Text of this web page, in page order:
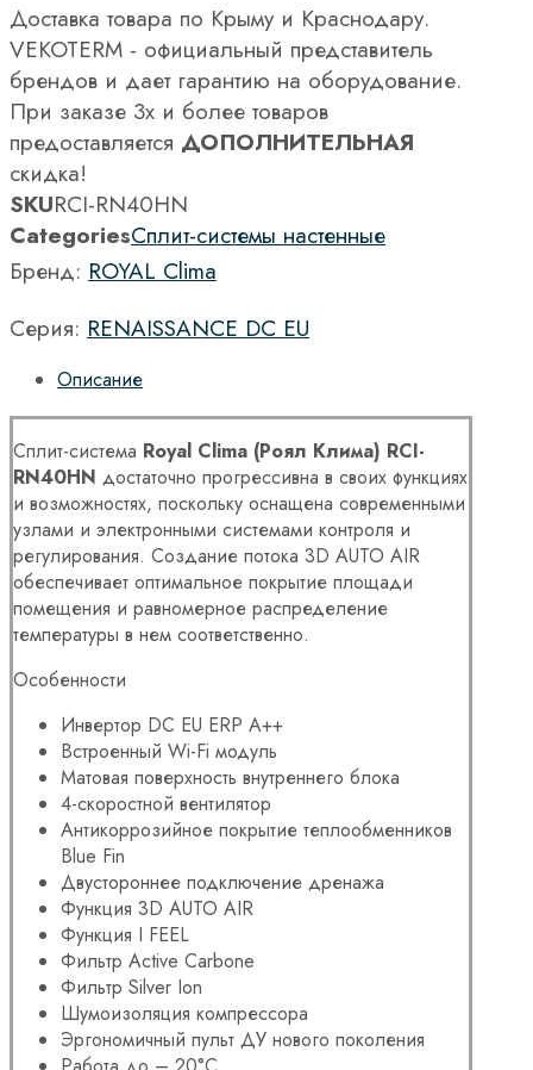
Доставка товара по Крыму и Краснодару.
VEKOTERM - официальный представитель
брендов и дает гарантию на оборудование.
При заказе 3х и более товаров
предоставляется ДОПОЛНИТЕЛЬНАЯ
скидка!
SKURCI-RN40HN
CategoriesСплит-системы настенные
Бренд: ROYAL Clima
Серия: RENAISSANCE DC EU
Описание
Сплит-система Royal Clima (Роял Клима) RCI-
RN40HN достаточно прогрессивна в своих функциях
и возможностях, поскольку оснащена современными
узлами и электронными системами контроля и
регулирования. Создание потока 3D AUTO AIR
обеспечивает оптимальное покрытие площади
помещения и равномерное распределение
температуры в нем соответственно.
Особенности
Инвертор DC EU ERP A++
Встроенный Wi-Fi модуль
Матовая поверхность внутреннего блока
4-скоростной вентилятор
Антикоррозийное покрытие теплообменников
Blue Fin
Двустороннее подключение дренажа
Функция 3D AUTO AIR
Функция I FEEL
Фильтр Active Carbone
Фильтр Silver Ion
Шумоизоляция компрессора
Эргономичный пульт ДУ нового поколения